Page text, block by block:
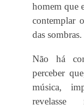
homem que
contemplar
das sombras.
Não há
perceber
música,
revelasse